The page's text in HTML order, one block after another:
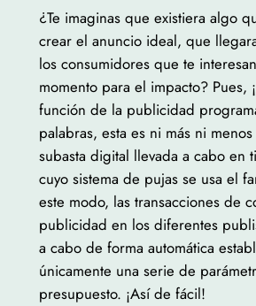
¿Te imaginas que existiera algo
crear el anuncio ideal, que
los consumidores que te
momento para el impacto? Pues,
función de la publicidad
palabras, esta es ni más ni
subasta digital llevada a cabo en
cuyo sistema de pujas se usa el
este modo, las transacciones de
publicidad en los diferentes
a cabo de forma automática
únicamente una serie de
presupuesto. ¡Así de fácil!